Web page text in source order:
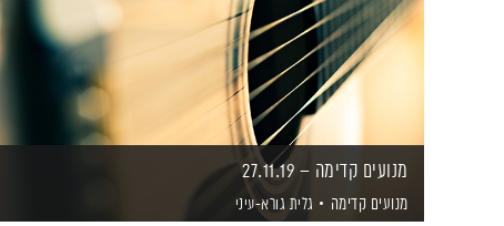
מנועים קדימה – 27.11.19
מנועים קדימה גלית גורא-עיני